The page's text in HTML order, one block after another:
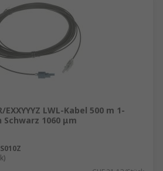
EXXYYYZ LWL-Kabel 500 m 1-
1060 μm